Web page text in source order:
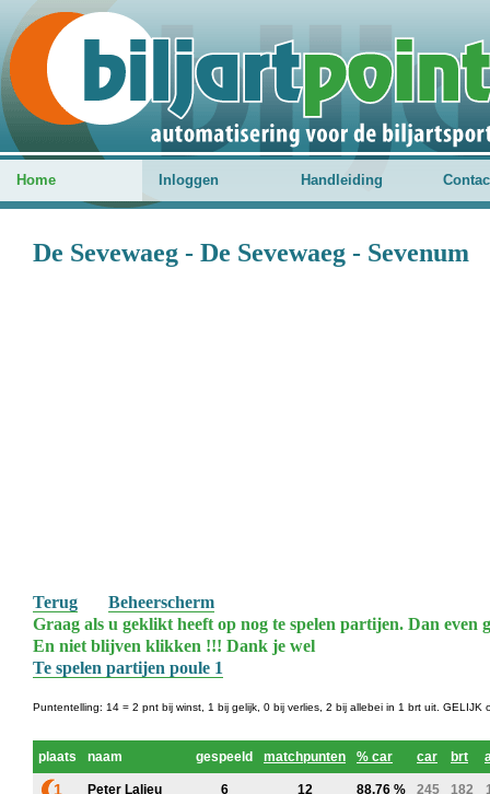
Home Inloggen Handleiding
De Sevewaeg - De Sevewaeg - Sevenum
Terug
Beheerscherm
Graag als u geklikt heeft op nog te spelen partijen. Dan even
En niet blijven klikken !!! Dank je wel
Te spelen partijen poule 1
Puntentelling: 14 = 2 pnt bij winst, 1 bij gelijk, 0 bij verlies, 2 bij allebei in 1 brt uit.
plaats naam gespeeld matchpunten % car car brt
1 Peter Lalieu 6 12 88.76 % 245 182